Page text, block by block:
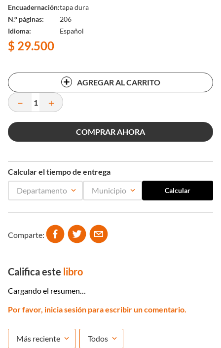
Encuadernación
N.° páginas
Idioma
tapa dura
206
Español
$ 29.500
AGREGAR AL CARRITO
＋
－
COMPRAR AHORA
Calcular el tiempo de entrega
Departamento
Municipio
Comparte
Califica este libro
Cargando el resumen…
Por favor, inicia sesión para escribir un comentario.
Más reciente Todos